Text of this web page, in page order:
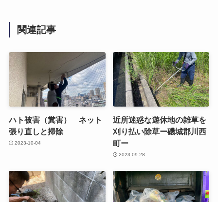
関連記事
ハト被害（糞害） ネット
張り直しと掃除
2023-10-04
近所迷惑な遊休地の雑草を
刈り払い除草ー磯城郡川西
町ー
2023-09-28